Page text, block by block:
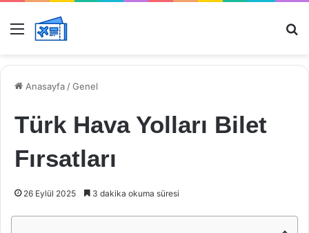
Menü
Anasayfa /Genel
Türk Hava Yolları Bilet
Fırsatları
26 Eylül 2025 3 dakika okuma süresi